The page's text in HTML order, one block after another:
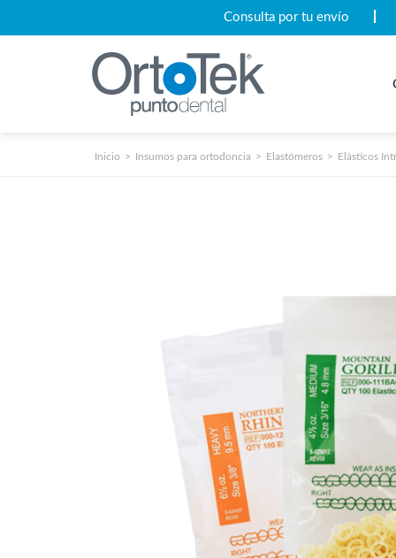
Consulta por tu envío
Inicio Insumos para ortodoncia Elastómeros Elásticos